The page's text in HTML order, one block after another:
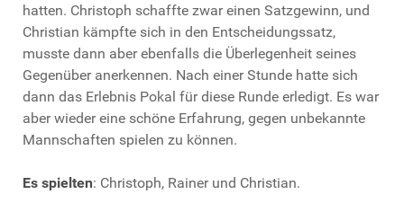
hatten. Christoph schaffte zwar einen Satzgewinn, und
Christian kämpfte sich in den Entscheidungssatz,
musste dann aber ebenfalls die Überlegenheit seines
Gegenüber anerkennen. Nach einer Stunde hatte sich
dann das Erlebnis Pokal für diese Runde erledigt. Es war
aber wieder eine schöne Erfahrung, gegen unbekannte
Mannschaften spielen zu können.
Es spielten: Christoph, Rainer und Christian.